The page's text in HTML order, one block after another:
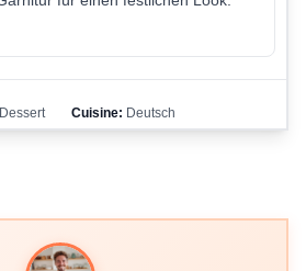
Dessert Cuisine: Deutsch